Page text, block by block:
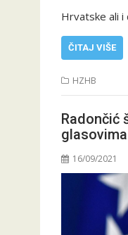
Hrvatske ali i
ČITAJ VIŠE
HZHB
Radončić
16/09/2021